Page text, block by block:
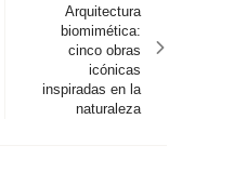
article
Arquitectura
biomimética:
cinco obras
icónicas
inspiradas en la
naturaleza